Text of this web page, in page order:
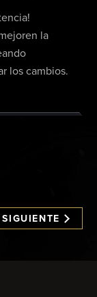
la
los cambios.
SIGUIENTE